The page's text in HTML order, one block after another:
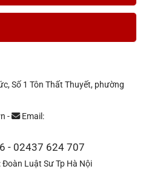
Số 1 Tôn Thất Thuyết, phường
-
Email:
- 02437 624 707
Luật Sư Tp Hà Nội